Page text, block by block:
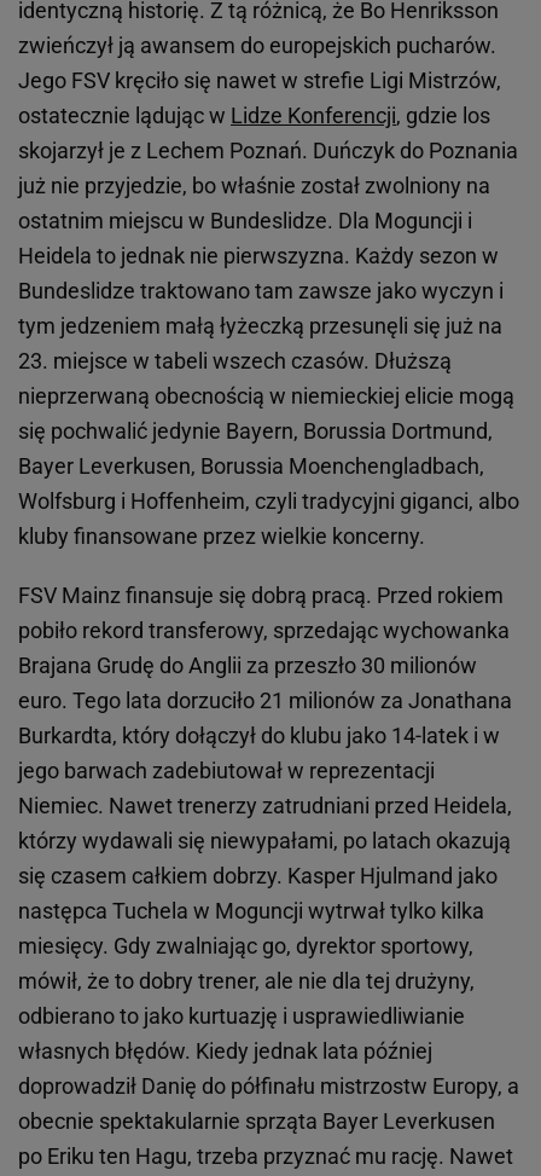
identyczną historię. Z tą różnicą, że Bo Henriksson
zwieńczył ją awansem do europejskich pucharów.
Jego FSV kręciło się nawet w strefie Ligi Mistrzów,
ostatecznie lądując w Lidze Konferencji, gdzie los
skojarzył je z Lechem Poznań. Duńczyk do Poznania
już nie przyjedzie, bo właśnie został zwolniony na
ostatnim miejscu w Bundeslidze. Dla Moguncji i
Heidela to jednak nie pierwszyzna. Każdy sezon w
Bundeslidze traktowano tam zawsze jako wyczyn i
tym jedzeniem małą łyżeczką przesunęli się już na
23. miejsce w tabeli wszech czasów. Dłuższą
nieprzerwaną obecnością w niemieckiej elicie mogą
się pochwalić jedynie Bayern, Borussia Dortmund,
Bayer Leverkusen, Borussia Moenchengladbach,
Wolfsburg i Hoffenheim, czyli tradycyjni giganci, albo
kluby finansowane przez wielkie koncerny.
FSV Mainz finansuje się dobrą pracą. Przed rokiem
pobiło rekord transferowy, sprzedając wychowanka
Brajana Grudę do Anglii za przeszło 30 milionów
euro. Tego lata dorzuciło 21 milionów za Jonathana
Burkardta, który dołączył do klubu jako 14-latek i w
jego barwach zadebiutował w reprezentacji
Niemiec. Nawet trenerzy zatrudniani przed Heidela,
którzy wydawali się niewypałami, po latach okazują
się czasem całkiem dobrzy. Kasper Hjulmand jako
następca Tuchela w Moguncji wytrwał tylko kilka
miesięcy. Gdy zwalniając go, dyrektor sportowy,
mówił, że to dobry trener, ale nie dla tej drużyny,
odbierano to jako kurtuazję i usprawiedliwianie
własnych błędów. Kiedy jednak lata później
doprowadził Danię do półfinału mistrzostw Europy, a
obecnie spektakularnie sprząta Bayer Leverkusen
po Eriku ten Hagu, trzeba przyznać mu rację. Nawet